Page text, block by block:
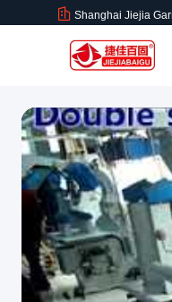
Shanghai Jiejia